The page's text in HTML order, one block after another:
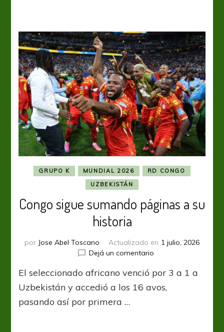
en
los
octavos
GRUPO K MUNDIAL 2026
RD CONGO
UZBEKISTÁN
Congo sigue sumando páginas a su
historia
por Jose Abel Toscano Actualizado en 1 julio, 2026
Dejá un comentarioen
sigue
páginas
El seleccionado africano venció por 3 a 1 a
Uzbekistán y accedió a los 16 avos,
pasando así por primera …